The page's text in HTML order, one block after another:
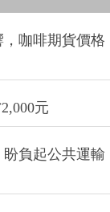
咖啡期貨價格
元
負起公共運輸